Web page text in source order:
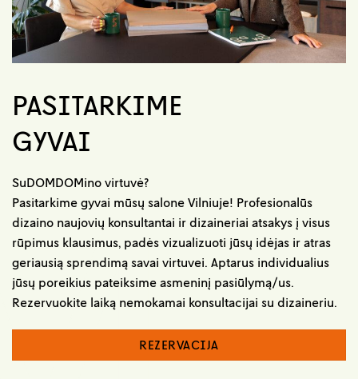
PASITARKIME
GYVAI
SuDOMDOMino virtuvė?
Pasitarkime gyvai mūsų salone Vilniuje! Profesionalūs
dizaino naujovių konsultantai ir dizaineriai atsakys į visus
rūpimus klausimus, padės vizualizuoti jūsų idėjas ir atras
geriausią sprendimą savai virtuvei. Aptarus individualius
jūsų poreikius pateiksime asmeninį pasiūlymą/us.
Rezervuokite laiką nemokamai konsultacijai su dizaineriu.
REZERVACIJA